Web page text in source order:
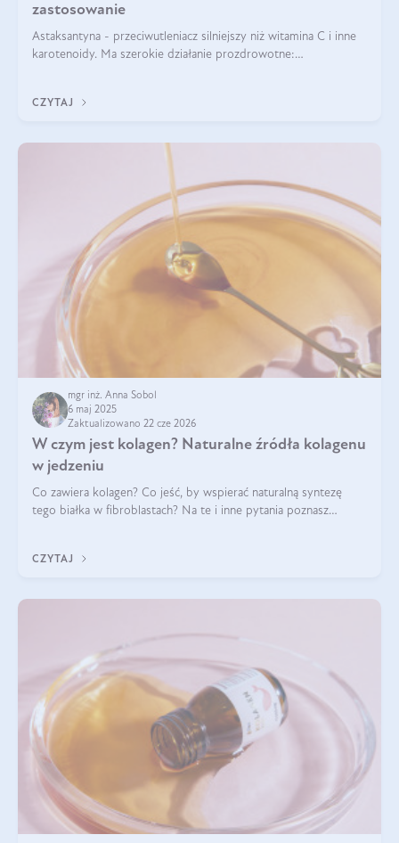
zastosowanie
Astaksantyna - przeciwutleniacz silniejszy niż witamina C i inne
karotenoidy. Ma szerokie działanie prozdrowotne:
CZYTAJ
mgr inż. Anna Sobol
6 maj 2025
Zaktualizowano 22 cze 2026
W czym jest kolagen? Naturalne źródła kolagenu
w jedzeniu
Co zawiera kolagen? Co jeść, by wspierać naturalną syntezę
tego białka w fibroblastach? Na te i inne pytania poznasz
CZYTAJ